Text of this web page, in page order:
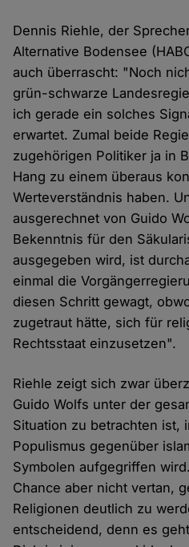
Dennis Riehle, der
Alternative Bodensee
auch überrascht: "Noch
grün-schwarze
ich gerade ein solches
erwartet. Zumal beide
zugehörigen Politiker ja in
Hang zu einem überaus
Werteverständnis haben.
ausgerechnet von Guido
Bekenntnis für den
ausgegeben wird, ist
einmal die
diesen Schritt gewagt,
zugetraut hätte, sich für
Rechtsstaat einzusetzen".
Riehle zeigt sich zwar
Guido Wolfs unter der
Situation zu betrachten ist,
Populismus gegenüber
Symbolen aufgegriffen
Chance aber nicht vertan,
Religionen deutlich zu
entscheidend, denn es